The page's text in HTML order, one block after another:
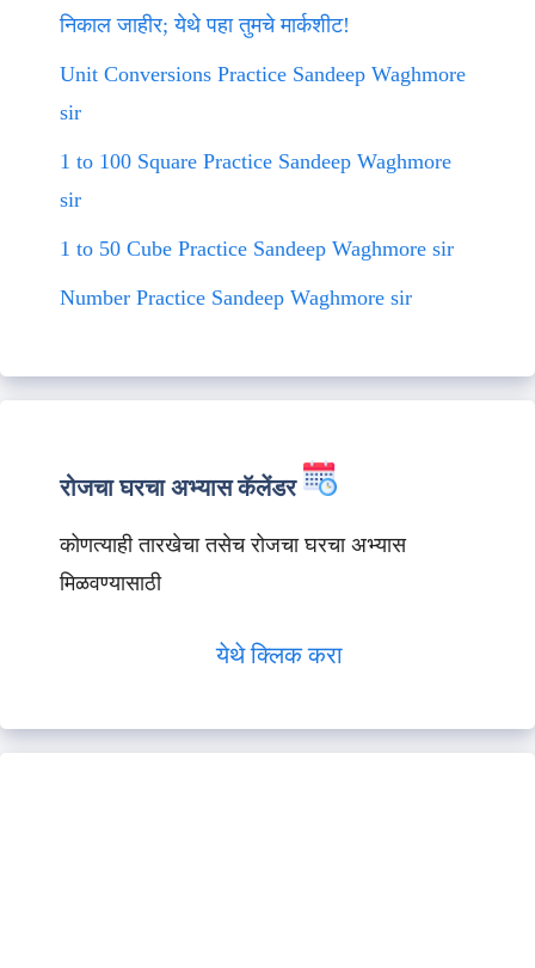
निकाल जाहीर; येथे पहा तुमचे मार्कशीट!
Unit Conversions Practice Sandeep Waghmore
sir
1 to 100 Square Practice Sandeep Waghmore
sir
1 to 50 Cube Practice Sandeep Waghmore sir
Number Practice Sandeep Waghmore sir
रोजचा घरचा अभ्यास कॅलेंडर
कोणत्याही तारखेचा तसेच रोजचा घरचा अभ्यास
मिळवण्यासाठी
येथे क्लिक करा